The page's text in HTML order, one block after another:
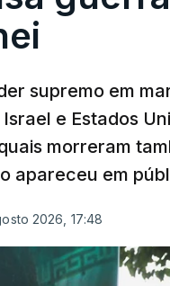
supremo em
e Estados
morreram
apareceu em
2026, 17:48